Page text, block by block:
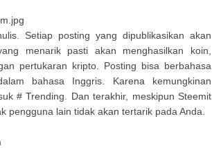
Setiap posting yang dipublikasikan akan
menarik pasti akan menghasilkan koin,
pertukaran kripto. Posting bisa berbahasa
bahasa Inggris. Karena kemungkinan
# Trending. Dan terakhir, meskipun Steemit
pengguna lain tidak akan tertarik pada Anda.